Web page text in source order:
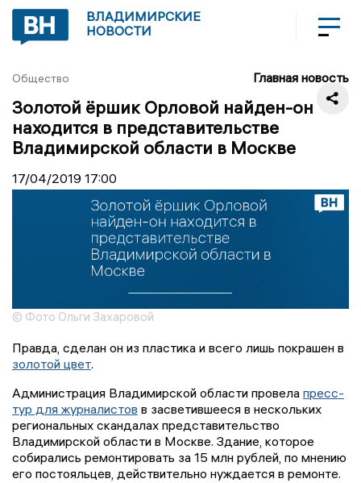
ВЛАДИМИРСКИЕ
НОВОСТИ
Общество Главная новость
Золотой ёршик Орловой найден-он
находится в представительстве
Владимирской области в Москве
17/04/2019 17:00
© Фото Ольги Захаровой
Правда, сделан он из пластика и всего лишь покрашен в
золотой цвет.
Администрация Владимирской области провела пресс-
тур для журналистов в засветившееся в нескольких
региональных скандалах представительство
Владимирской области в Москве. Здание, которое
собирались ремонтировать за 15 млн рублей, по мнению
его постояльцев, действительно нуждается в ремонте.